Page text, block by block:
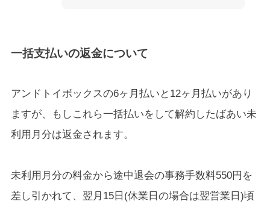
一括支払いの返金について
アンドトイボックスの6ヶ月払いと12ヶ月払いがあり
ますが、もしこれら一括払いをして解約したばあい未
利用月分は返金されます。
未利用月分の料金から途中退会の事務手数料550円を
差し引かれて、翌月15日(休業日の場合は翌営業日)頃